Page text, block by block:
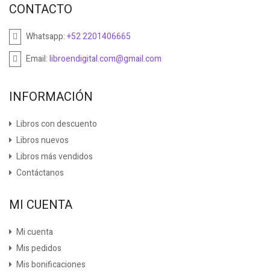
CONTACTO
Whatsapp:+52 2201406665
Email:libroendigital.com@gmail.com
INFORMACIÓN
Libros con descuento
Libros nuevos
Libros más vendidos
Contáctanos
MI CUENTA
Mi cuenta
Mis pedidos
Mis bonificaciones